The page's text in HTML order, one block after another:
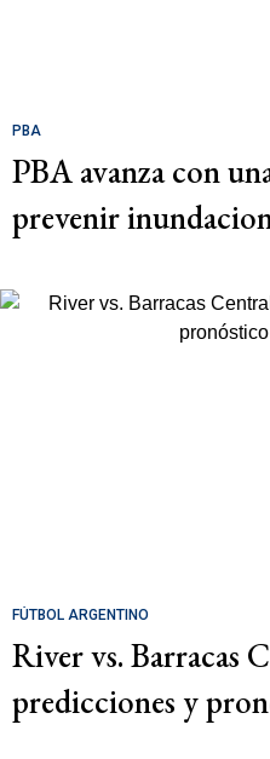
PBA
PBA avanza con
prevenir
FÚTBOL ARGENTINO
River vs. Barracas
predicciones y